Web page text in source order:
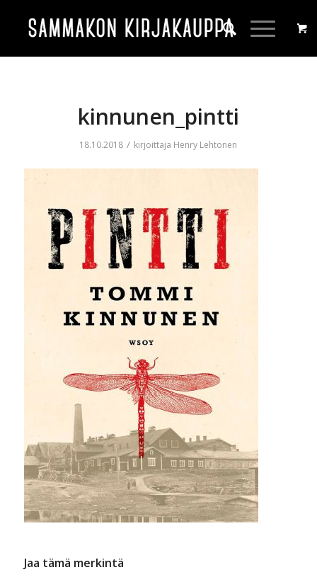
kinnunen_pintti
18.10.2018 / kirjoittaja Henry Lehtonen
Jaa tämä merkintä